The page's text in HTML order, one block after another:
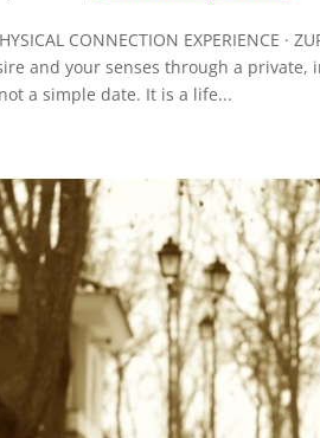
CONNECTION EXPERIENCE
and your senses through a
a simple date. It is a life...